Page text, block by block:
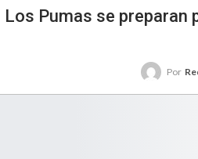
Los Pumas se preparan
Por